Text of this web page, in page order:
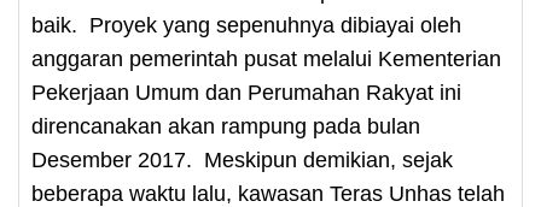
baik. Proyek yang sepenuhnya dibiayai oleh
anggaran pemerintah pusat melalui Kementerian
Pekerjaan Umum dan Perumahan Rakyat ini
direncanakan akan rampung pada bulan
Desember 2017. Meskipun demikian, sejak
beberapa waktu lalu, kawasan Teras Unhas telah